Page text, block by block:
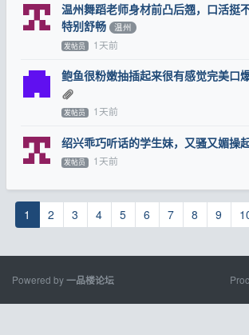
温州舞蹈老师身材前凸后翘，口活挺
特别舒畅
温州
发帖员 1天前
鲍鱼很粉嫩抽插起来很有感觉完美口
发帖员 1天前
绍兴乖巧听话的学生妹，又骚又媚操
发帖员 1天前
1 2 3 4 5 6 7 8 9
Powered by一品楼论坛